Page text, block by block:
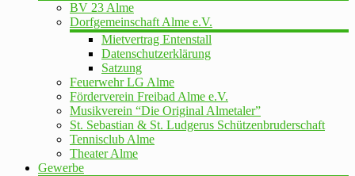
BV 23 Alme
Dorfgemeinschaft Alme e.V.
Mietvertrag Entenstall
Datenschutzerklärung
Satzung
Feuerwehr LG Alme
Förderverein Freibad Alme e.V.
Musikverein “Die Original Almetaler”
St. Sebastian & St. Ludgerus Schützenbruderschaft
Tennisclub Alme
Theater Alme
Gewerbe